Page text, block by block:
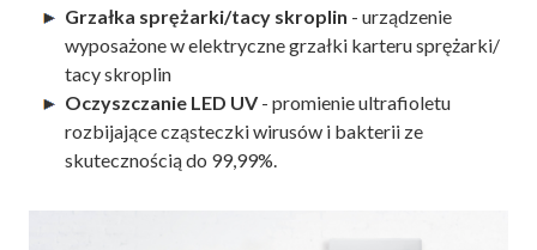
Grzałka sprężarki/tacy skroplin - urządzenie
wyposażone w elektryczne grzałki karteru sprężarki/
tacy skroplin
Oczyszczanie LED UV- promienie ultrafioletu
rozbijające cząsteczki wirusów i bakterii ze
skutecznością do 99,99%.